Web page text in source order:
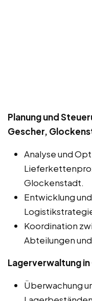
Planung und
Gescher,
Analyse und
Glockenstadt.
Entwicklung
Koordination
Abteilungen
Lagerverwaltung
Überwachung